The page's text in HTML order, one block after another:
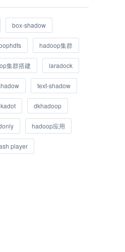
box-shadow
hadoop集群
集群搭建 laradock
text-shadow
dkhadoop
hadoop应用
player